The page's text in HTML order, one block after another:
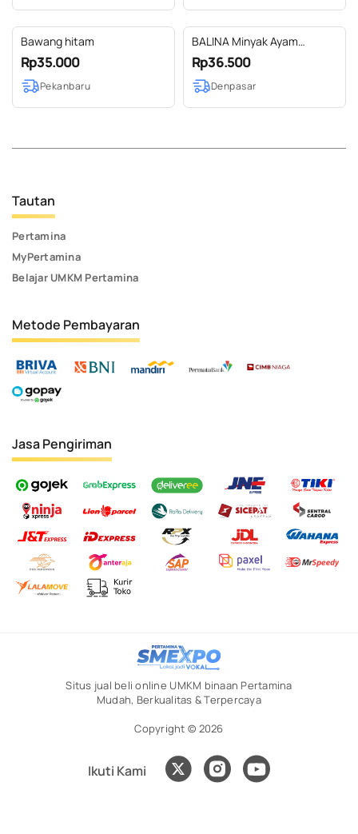
Bawang hitam
Rp35.000
Pekanbaru
BALINA Minyak Ayam
Bawang 250ml Halal
Kemasan Stoples Kaca
Rp36.500
Denpasar
Tautan
Pertamina
MyPertamina
Belajar UMKM Pertamina
Metode Pembayaran
Jasa Pengiriman
Situs jual beli online UMKM binaan Pertamina
Mudah, Berkualitas & Terpercaya
Copyright © 2026
Ikuti Kami